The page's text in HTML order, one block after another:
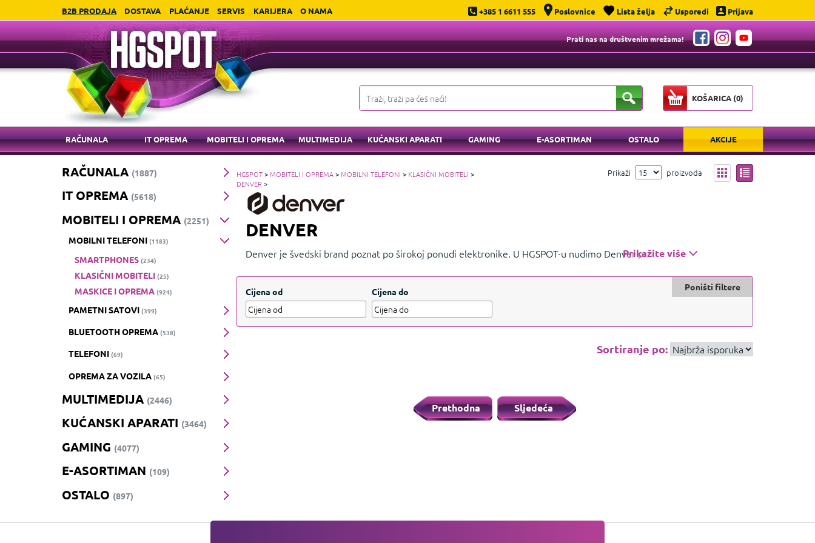
B2B PRODAJA DOSTAVA PLAĆANJE SERVIS KARIJERA O NAMA +385 1 6611 555 Poslovnice Lista želja Usporedi Prijava
Prati nas na društvenim mrežama!
KOŠARICA (0)
RAČUNALA IT OPREMA MOBITELI I OPREMA MULTIMEDIJA KUĆANSKI APARATI GAMING E-ASORTIMAN OSTALO AKCIJE
RAČUNALA (1887)
IT OPREMA (5618)
MOBITELI I OPREMA (2251)
MOBILNI TELEFONI (1183)
SMARTPHONES(234)
KLASIČNI MOBITELI(25)
MASKICE I OPREMA(924)
PAMETNI SATOVI (399)
BLUETOOTH OPREMA (538)
TELEFONI (69)
OPREMA ZA VOZILA (65)
MULTIMEDIJA (2446)
KUĆANSKI APARATI (3464)
GAMING (4077)
E-ASORTIMAN (109)
OSTALO (897)
HGSPOT>MOBITELI I OPREMA>MOBILNI TELEFONI > KLASIČNI MOBITELI >
DENVER >
Prikaži proizvoda
DENVER
Denver je švedski brand poznat po širokoj ponudi elektronike. U HGSPOT-u nudimo Denver proizvode poput
Prikažite više
Cijena od Cijena do Poništi filtere
Sortiranje po:
Prethodna Sljedeća